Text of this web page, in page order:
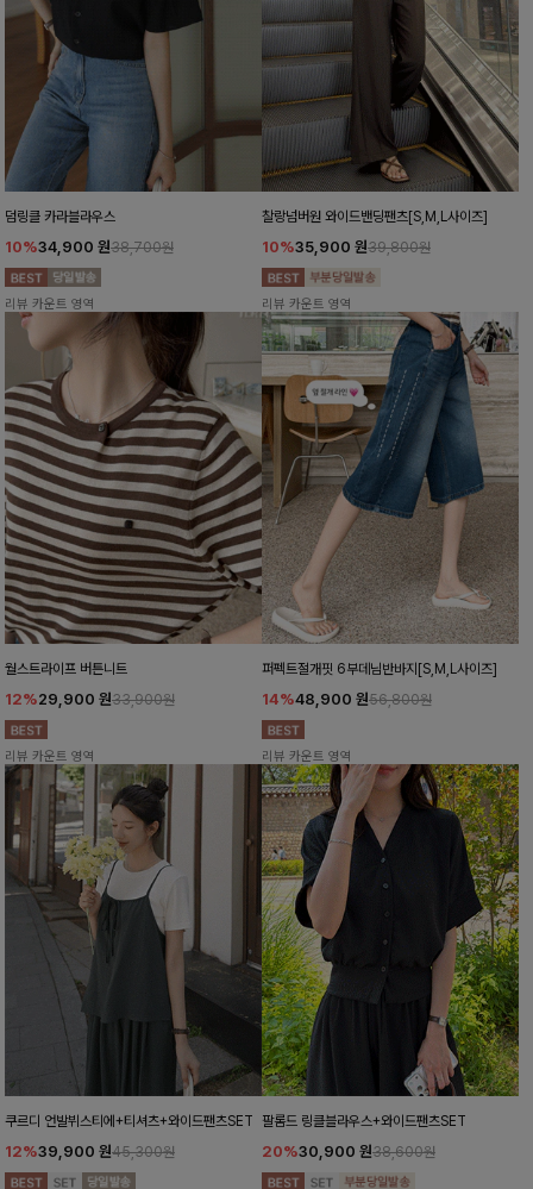
덤링클 카라블라우스
10%34,900 원38,700원
리뷰 카운트 영역
찰랑넘버원 와이드밴딩팬츠[S,M,L사이즈]
10%35,900 원39,800원
리뷰 카운트 영역
월스트라이프 버튼니트
12%29,900 원33,900원
리뷰 카운트 영역
퍼펙트절개핏 6부데님반바지[S,M,L사이즈]
14%48,900 원56,800원
리뷰 카운트 영역
쿠르디 언발뷔스티에+티셔츠+와이드팬츠SET
12%39,900 원45,300원
팔롬드 링클블라우스+와이드팬츠SET
20%30,900 원38,600원